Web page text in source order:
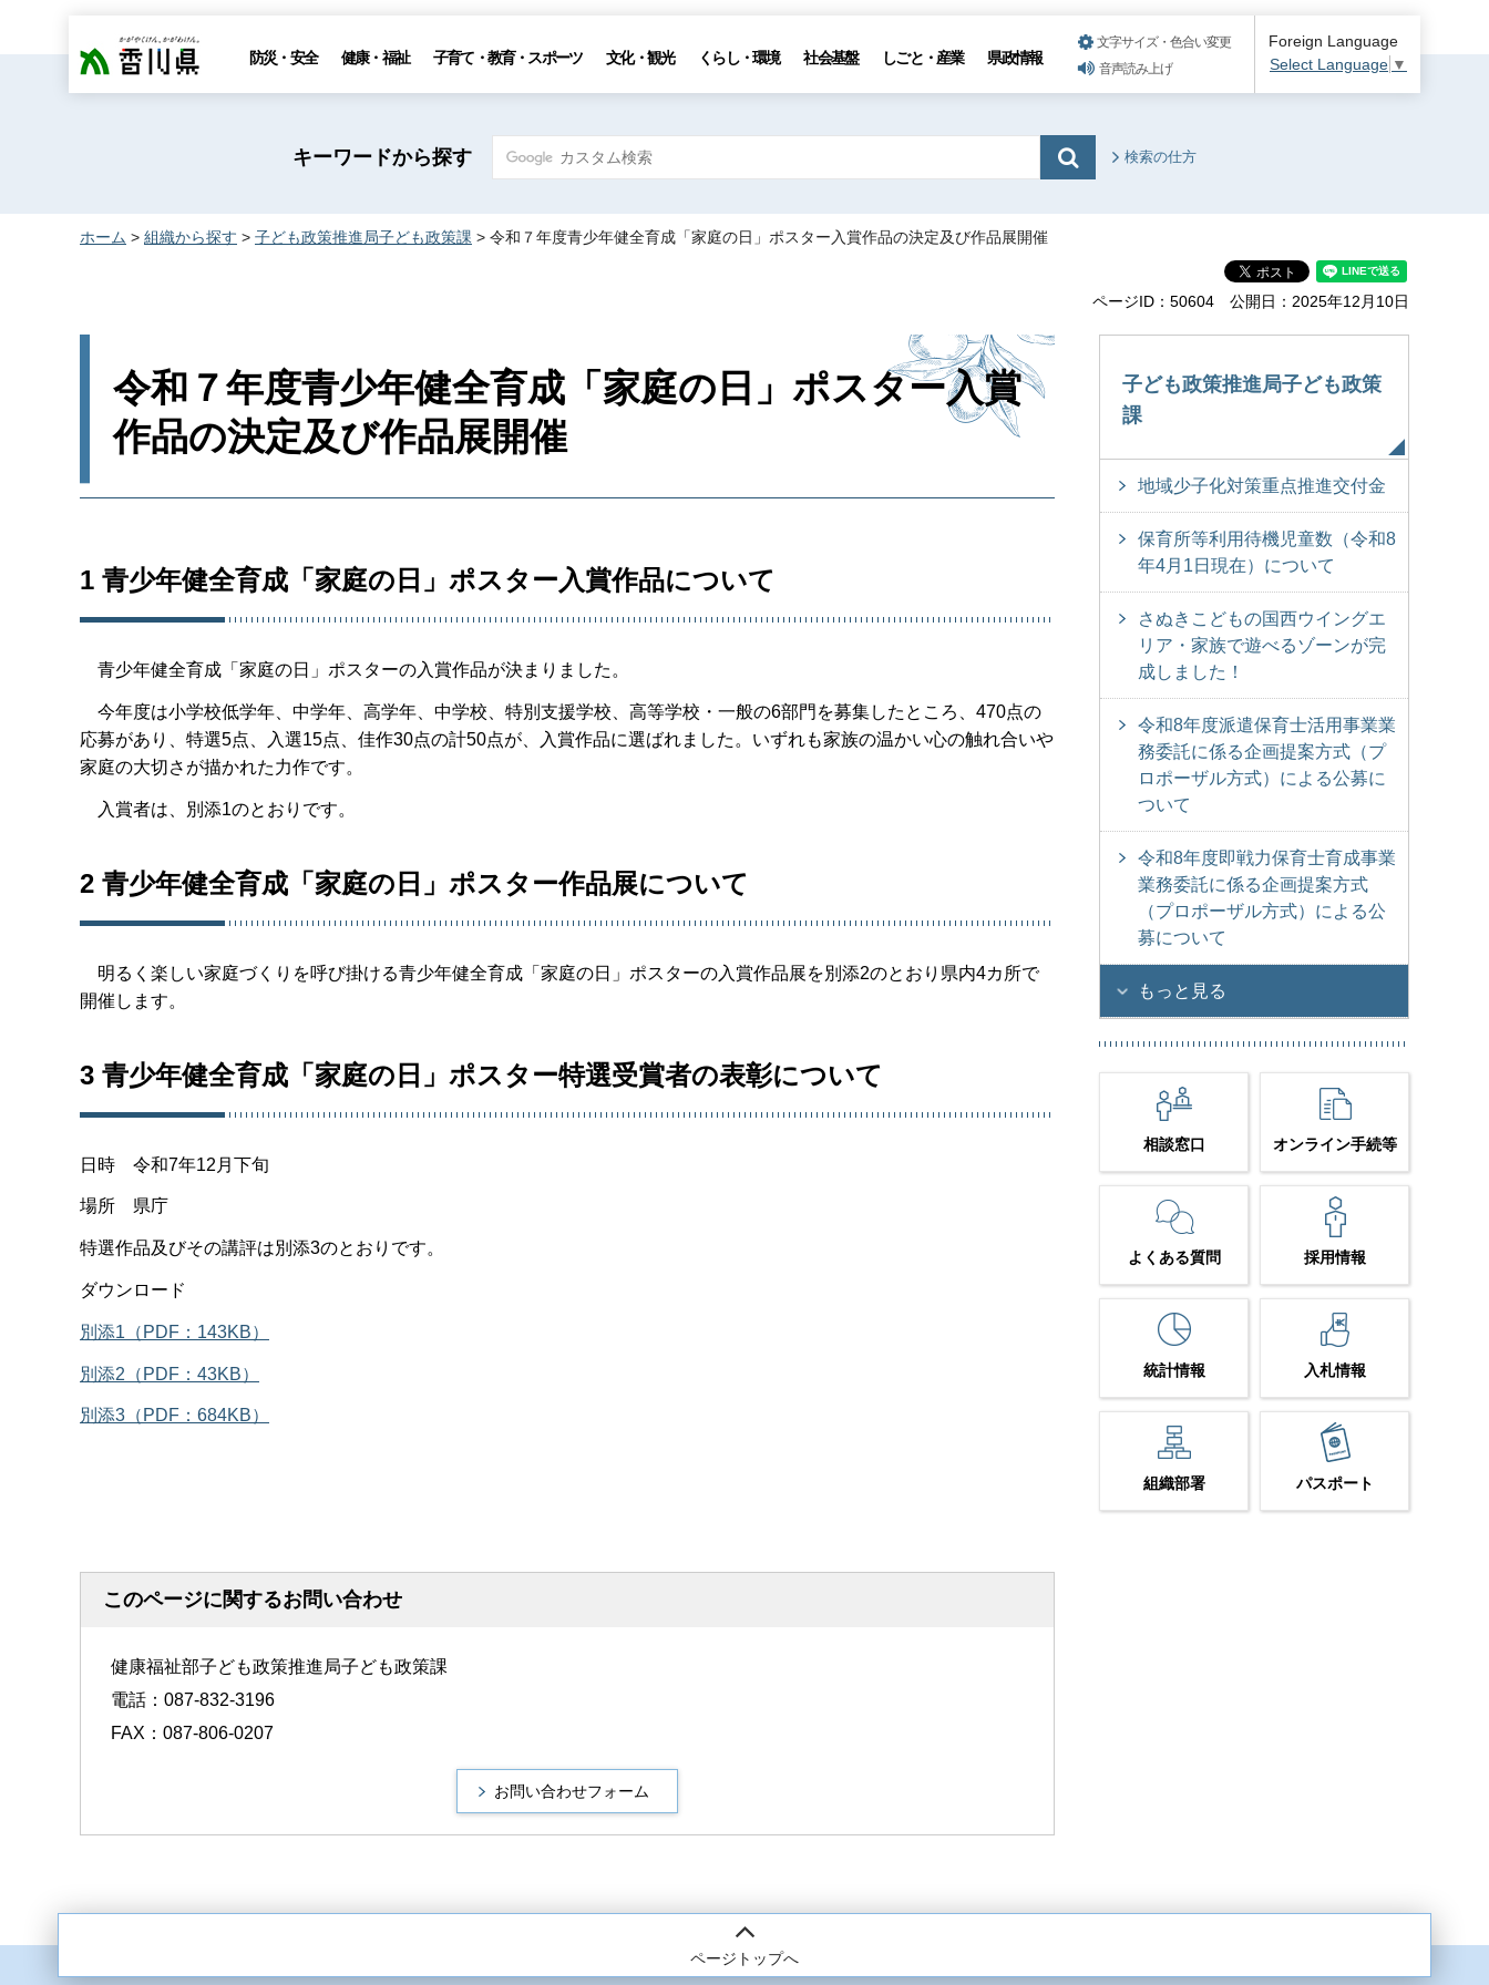
香川県 防災・安全 健康・福祉 子育て・教育・スポーツ 文化・観光 くらし・環境 社会基盤 しごと・産業 県政情報
文字サイズ・色合い変更
音声読み上げ
Foreign Language
Select Language ▼
キーワードから探す 検索の仕方
ホーム > 組織から探す > 子ども政策推進局子ども政策課 > 令和７年度青少年健全育成「家庭の日」ポスター入賞作品の決定及び作品展開催
ページID：50604 公開日：2025年12月10日
令和７年度青少年健全育成「家庭の日」ポスター入賞
作品の決定及び作品展開催
1 青少年健全育成「家庭の日」ポスター入賞作品について
青少年健全育成「家庭の日」ポスターの入賞作品が決まりました。
今年度は小学校低学年、中学年、高学年、中学校、特別支援学校、高等学校・一般の6部門を募集したところ、470点の
応募があり、特選5点、入選15点、佳作30点の計50点が、入賞作品に選ばれました。いずれも家族の温かい心の触れ合いや
家庭の大切さが描かれた力作です。
入賞者は、別添1のとおりです。
2 青少年健全育成「家庭の日」ポスター作品展について
明るく楽しい家庭づくりを呼び掛ける青少年健全育成「家庭の日」ポスターの入賞作品展を別添2のとおり県内4カ所で
開催します。
3 青少年健全育成「家庭の日」ポスター特選受賞者の表彰について
日時 令和7年12月下旬
場所 県庁
特選作品及びその講評は別添3のとおりです。
ダウンロード
別添1（PDF：143KB）
別添2（PDF：43KB）
別添3（PDF：684KB）
このページに関するお問い合わせ
健康福祉部子ども政策推進局子ども政策課
電話：087-832-3196
FAX：087-806-0207
子ども政策推進局子ども政策
課
地域少子化対策重点推進交付金
保育所等利用待機児童数（令和8
年4月1日現在）について
さぬきこどもの国西ウイングエ
リア・家族で遊べるゾーンが完
成しました！
令和8年度派遣保育士活用事業業
務委託に係る企画提案方式（プ
ロポーザル方式）による公募に
ついて
令和8年度即戦力保育士育成事業
業務委託に係る企画提案方式
（プロポーザル方式）による公
募について
もっと見る
相談窓口 オンライン手続等
よくある質問 採用情報
統計情報 入札情報
組織部署 パスポート
ページトップへ